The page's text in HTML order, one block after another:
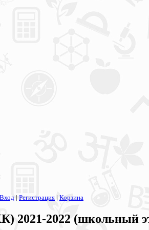
Вход | Регистрация | Корзина
2022 (школьный